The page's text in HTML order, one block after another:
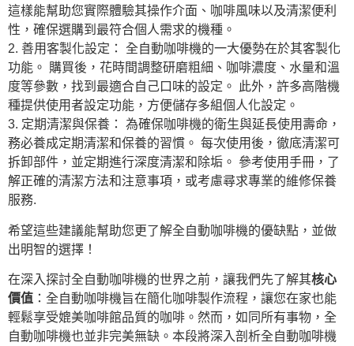
這樣能幫助您實際體驗其操作介面、咖啡風味以及清潔便利
性，確保選購到最符合個人需求的機種。
2. 善用客製化設定： 全自動咖啡機的一大優勢在於其客製化
功能。 購買後，花時間調整研磨粗細、咖啡濃度、水量和溫
度等參數，找到最適合自己口味的設定。 此外，許多高階機
種提供使用者設定功能，方便儲存多組個人化設定。
3. 定期清潔與保養： 為確保咖啡機的衛生與延長使用壽命，
務必養成定期清潔和保養的習慣。 每次使用後，徹底清潔可
拆卸部件，並定期進行深度清潔和除垢。 參考使用手冊，了
解正確的清潔方法和注意事項，或考慮尋求專業的維修保養
服務.
希望這些建議能幫助您更了解全自動咖啡機的優缺點，並做
出明智的選擇！
在深入探討全自動咖啡機的世界之前，讓我們先了解其核心
價值 ：全自動咖啡機旨在簡化咖啡製作流程，讓您在家也能
輕鬆享受媲美咖啡館品質的咖啡。然而，如同所有事物，全
自動咖啡機也並非完美無缺。本段將深入剖析全自動咖啡機